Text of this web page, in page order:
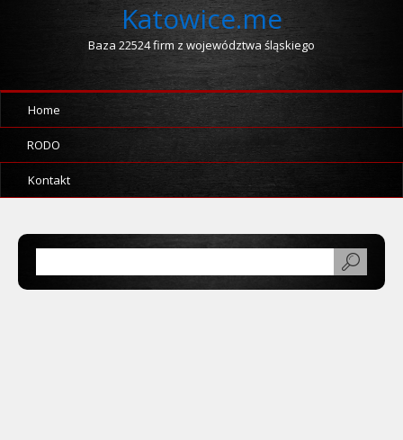
Katowice.me
Baza 22524 firm z województwa śląskiego
Home
RODO
Kontakt